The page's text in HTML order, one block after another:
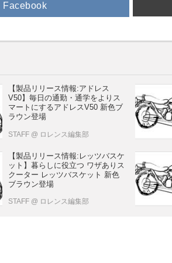
Facebook
【製品リリース情報:アドレス
V50】毎日の通勤・通学をよりス
マートにするアドレスV50 新色ブ
ラウン登場
STAFF @ ロレンス編集部
【製品リリース情報:レッツバスケ
ット】暮らしに役立つ ワザありス
クーター レッツバスケット 新色
ブラウン登場
STAFF @ ロレンス編集部